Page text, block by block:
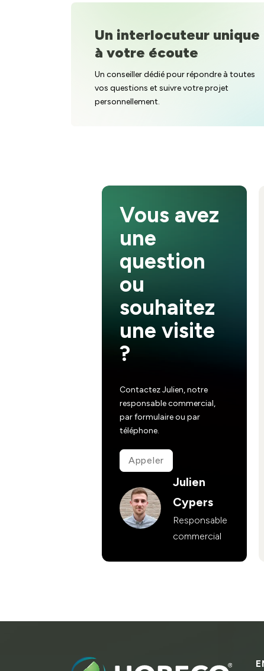
Un interlocuteur unique
à votre écoute
Un conseiller dédié pour répondre à toutes
vos questions et suivre votre projet
personnellement.
Vous avez
une
question
ou
souhaitez
une visite
?
Contactez Julien, notre
responsable commercial,
par formulaire ou par
téléphone.
Appeler
Julien
Cypers
Responsable
commercial